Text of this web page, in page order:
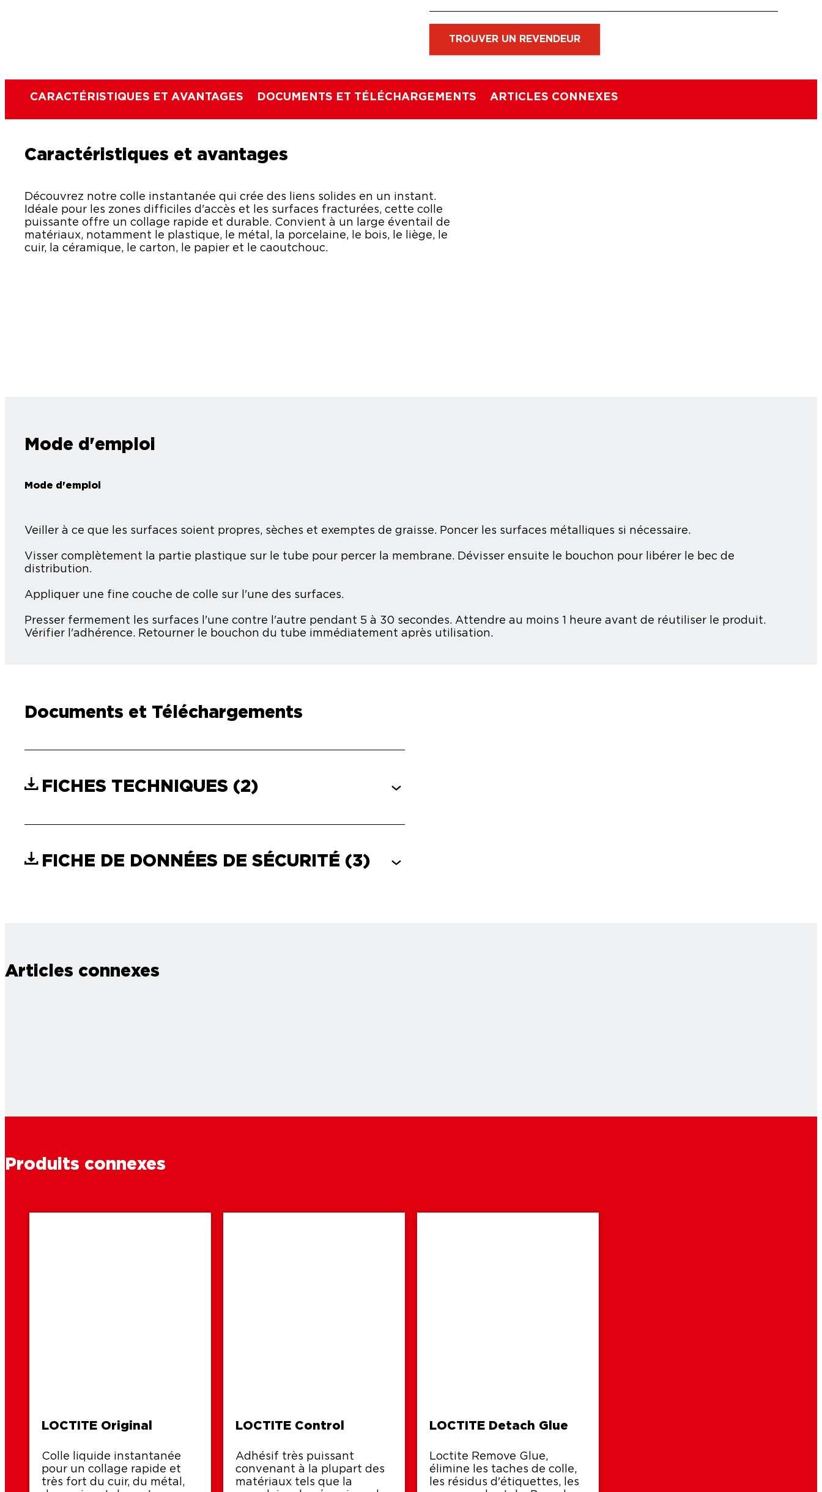
TROUVER UN REVENDEUR
CARACTÉRISTIQUES ET AVANTAGES DOCUMENTS ET TÉLÉCHARGEMENTS ARTICLES CONNEXES
Caractéristiques et avantages
Découvrez notre colle instantanée qui crée des liens solides en un instant.
Idéale pour les zones difficiles d'accès et les surfaces fracturées, cette colle
puissante offre un collage rapide et durable. Convient à un large éventail de
matériaux, notamment le plastique, le métal, la porcelaine, le bois, le liège, le
cuir, la céramique, le carton, le papier et le caoutchouc.
Mode d'emploi
Mode d'emploi
Veiller à ce que les surfaces soient propres, sèches et exemptes de graisse. Poncer les surfaces métalliques si nécessaire.
Visser complètement la partie plastique sur le tube pour percer la membrane. Dévisser ensuite le bouchon pour libérer le bec de
distribution.
Appliquer une fine couche de colle sur l'une des surfaces.
Presser fermement les surfaces l'une contre l'autre pendant 5 à 30 secondes. Attendre au moins 1 heure avant de réutiliser le produit.
Vérifier l'adhérence. Retourner le bouchon du tube immédiatement après utilisation.
Documents et Téléchargements
FICHES TECHNIQUES (2)
FICHE DE DONNÉES DE SÉCURITÉ (3)
Articles connexes
Produits connexes
LOCTITE Original
Colle liquide instantanée
pour un collage rapide et
très fort du cuir, du métal,
LOCTITE Control
Adhésif très puissant
convenant à la plupart des
matériaux tels que la
LOCTITE Detach Glue
Loctite Remove Glue,
élimine les taches de colle,
les résidus d'étiquettes, les